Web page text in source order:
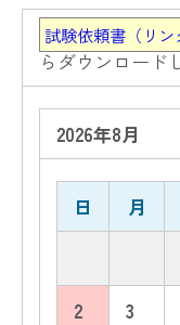
試験依頼書（リン
らダウンロード
2026年8月
日 月
2
3